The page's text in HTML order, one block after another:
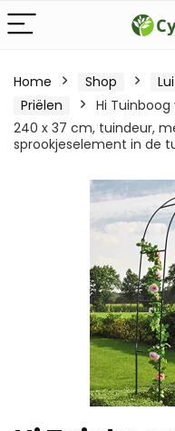
Home Shop
Priëlen
Hi
240 x 37 cm, tuindeur,
sprookjeselement in de